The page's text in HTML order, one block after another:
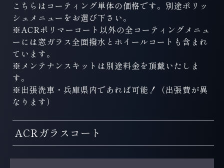
こちらはコーティング単体の価格です。別途ポリッ
シュメニューをお選び下さい。
※ACRポリマーコート以外の全コーティングメニュ
ーには窓ガラス全面撥水とホイールコートも含まれ
ています。
※メンテナンスキットは別途料金を頂戴いたしま
す。
※出張洗車・兵庫県内であれば可能！（出張費が異
なります）
ACRガラスコート